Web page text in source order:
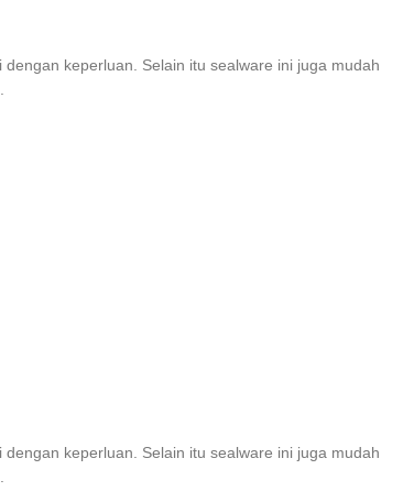
keperluan. Selain itu sealware ini juga mudah
keperluan. Selain itu sealware ini juga mudah